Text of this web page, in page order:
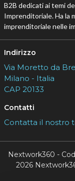
B2B dedicati ai temi
Imprenditoriale. Ha la
imprenditoriale nelle
Indirizzo
Via Moretto da
Milano - Italia
CAP 20133
Contatti
Contatta il nostro
Nextwork360 -
2026